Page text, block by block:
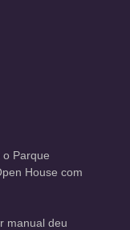
Parque
House com
manual deu